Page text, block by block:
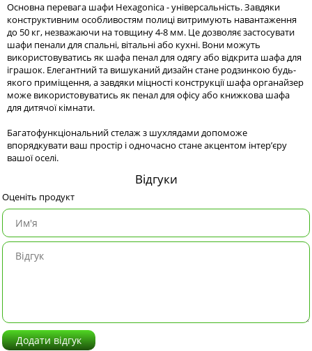
Основна перевага шафи Hexagonica - універсальність. Завдяки
конструктивним особливостям полиці витримують навантаження
до 50 кг, незважаючи на товщину 4-8 мм. Це дозволяє застосувати
шафи пенали для спальні, вітальні або кухні. Вони можуть
використовуватись як шафа пенал для одягу або відкрита шафа для
іграшок. Елегантний та вишуканий дизайн стане родзинкою будь-
якого приміщення, а завдяки міцності конструкції шафа органайзер
може використовуватись як пенал для офісу або книжкова шафа
для дитячої кімнати.
Багатофункціональний стелаж з шухлядами допоможе
впорядкувати ваш простір і одночасно стане акцентом інтер’єру
вашої оселі.
Відгуки
Оценіть продукт
Додати відгук